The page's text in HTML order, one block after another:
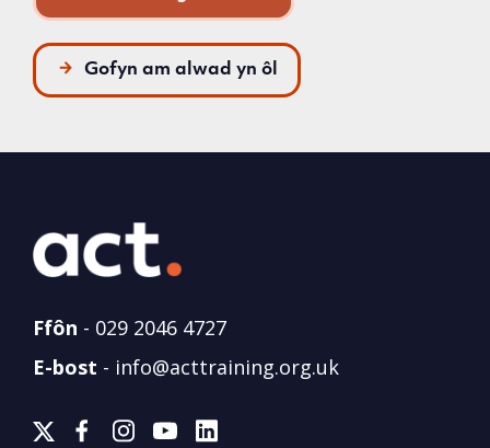
Gofyn am alwad yn ôl
Ffôn - 029 2046 4727
E-bost - info@acttraining.org.uk